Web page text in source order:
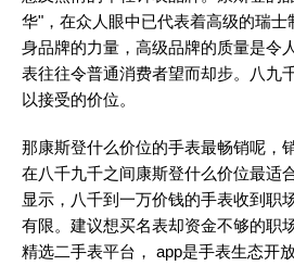
华"，在众人眼中已代表着高级的瑞
身品牌的力量，高级品牌的质量是令
表往往令普通消费者望而却步。八九
以接受的价位。
那康斯登什么价位的手表最畅销呢，
在八千九千之间康斯登什么价位最适
显示，八千到一万价钱的手表收到职
有限。建议想买名表却资金不够的职
精选二手表平台， app是手表生态开